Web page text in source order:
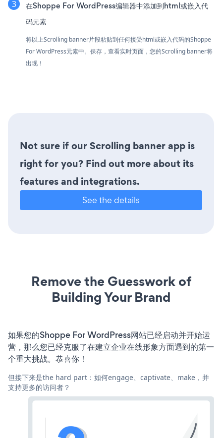
在Shoppe For WordPress编辑器中添加到html或嵌入代
码元素
将以上Scrolling banner片段粘贴到任何接受html或嵌入代码的Shoppe
For WordPress元素中。保存，查看实时页面，您的Scrolling banner将
出现！
Not sure if our Scrolling banner app is
right for you? Find out more about its
features and integrations.
See the details
Remove the Guesswork of
Building Your Brand
如果您的Shoppe For WordPress网站已经启动并开始运
营，那么您已经克服了在建立企业在线形象方面遇到的第一
个重大挑战。恭喜你！
但接下来是the hard part：如何engage、captivate、make，并
支持更多的访问者？